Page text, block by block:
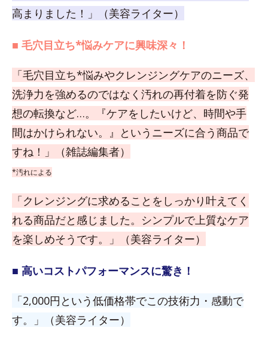
高まりました！」（美容ライター）
■ 毛穴目立ち*悩みケアに興味深々！
「毛穴目立ち*悩みやクレンジングケアのニーズ、
洗浄力を強めるのではなく汚れの再付着を防ぐ発
想の転換など…。『ケアをしたいけど、時間や手
間はかけられない。』というニーズに合う商品で
すね！」（雑誌編集者）
*汚れによる
「クレンジングに求めることをしっかり叶えてく
れる商品だと感じました。シンプルで上質なケア
を楽しめそうです。」（美容ライター）
■ 高いコストパフォーマンスに驚き！
「2,000円という低価格帯でこの技術力・感動で
す。」（美容ライター）